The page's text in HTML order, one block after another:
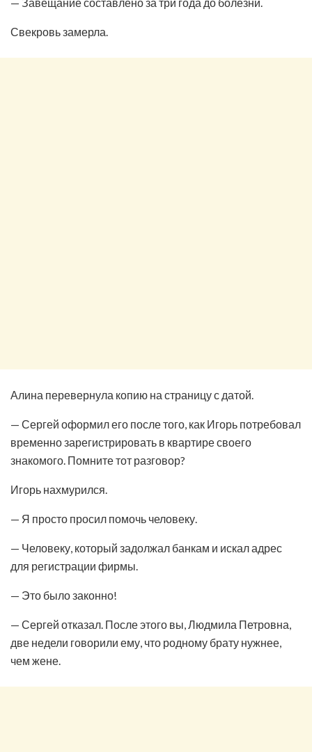
Свекровь замерла.
Алина перевернула копию на страницу с датой.
— Сергей оформил его после того, как Игорь потребовал
временно зарегистрировать в квартире своего
знакомого. Помните тот разговор?
Игорь нахмурился.
— Я просто просил помочь человеку.
— Человеку, который задолжал банкам и искал адрес
для регистрации фирмы.
— Это было законно!
— Сергей отказал. После этого вы, Людмила Петровна,
две недели говорили ему, что родному брату нужнее,
чем жене.